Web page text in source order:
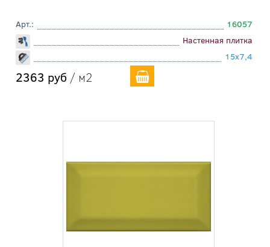
Арт.:
16057
Настенная плитка
15x7,4
2363 руб / м2